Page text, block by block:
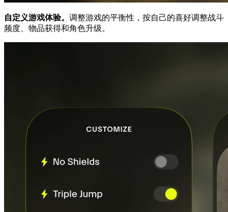
自定义游戏体验。 调整游戏的平衡性，按自己的喜好调整战斗
频度、物品获得和角色升级。